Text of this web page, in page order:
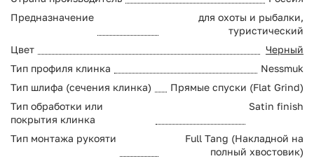
Предназначение
для охоты и рыбалки,
туристический
Цвет
Черный
Тип профиля клинка
Nessmuk
Тип шлифа (сечения клинка)
Прямые спуски (Flat Grind)
Тип обработки или
покрытия клинка
Satin finish
Тип монтажа рукояти
Full Tang (Накладной на
полный хвостовик)